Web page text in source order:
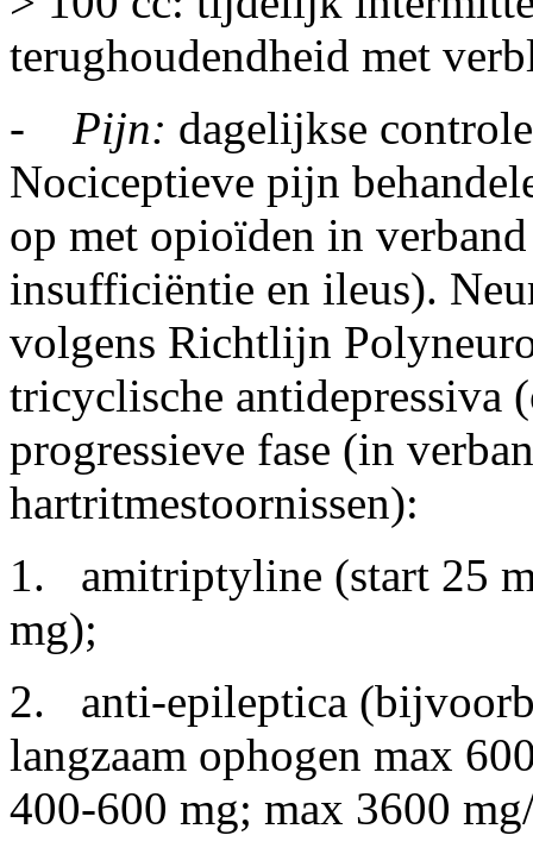
terughoudendheid met
- Pijn: dagelijkse
Nociceptieve pijn
op met opioïden in
insufficiëntie en ileus).
volgens Richtlijn
tricyclische antidepressiva
progressieve fase (in
hartritmestoornissen):
1. amitriptyline (start 25
mg);
2. anti-epileptica
langzaam ophogen max
400-600 mg; max 3600